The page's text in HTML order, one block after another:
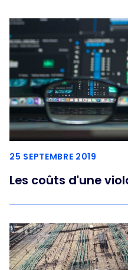
25 SEPTEMBRE 2019
Les coûts d'une